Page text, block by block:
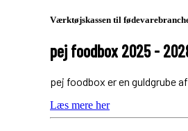
Værktøjskassen til
pej foodbox 2025 -
pej foodbox er en guldgrube
Læs mere her